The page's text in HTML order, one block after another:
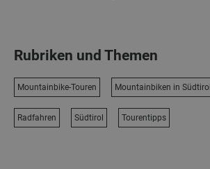
Rubriken und Themen
Mountainbike-Touren Mountainbiken in Südtirol
Radfahren Südtirol Tourentipps